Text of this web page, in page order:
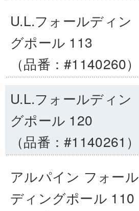
U.L.フォールディン
グポール 113
（品番：#1140260）
U.L.フォールディン
グポール 120
（品番：#1140261）
アルパイン フォール
ディングポール 110